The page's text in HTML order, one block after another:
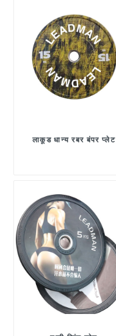
लाकूड धान्य रबर बंपर प्लेट